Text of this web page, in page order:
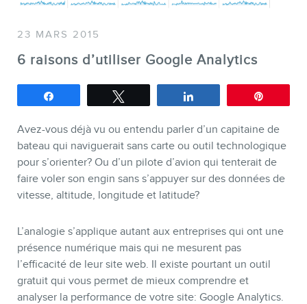
SERVICES
Conférences
Formations marketing en ligne
Formations marketing de
groupe
Consultations
Ebooks
23 MARS 2015
6 raisons d’utiliser Google Analytics
Avez-vous déjà vu ou entendu parler d’un capitaine de
bateau qui naviguerait sans carte ou outil technologique
pour s’orienter? Ou d’un pilote d’avion qui tenterait de
faire voler son engin sans s’appuyer sur des données de
vitesse, altitude, longitude et latitude?
L’analogie s’applique autant aux entreprises qui ont une
présence numérique mais qui ne mesurent pas
l’efficacité de leur site web. Il existe pourtant un outil
gratuit qui vous permet de mieux comprendre et
analyser la performance de votre site: Google Analytics.